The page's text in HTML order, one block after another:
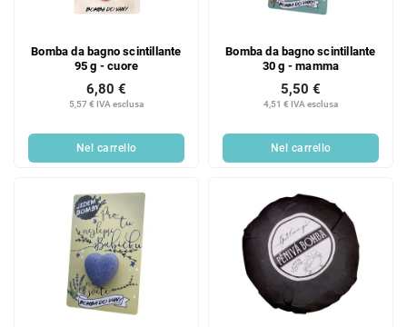
Bomba da bagno scintillante
95 g - cuore
5,57 € IVA esclusa
6,80 €
Nel carrello
Bomba da bagno scintillante
30 g - mamma
4,51 € IVA esclusa
5,50 €
Nel carrello